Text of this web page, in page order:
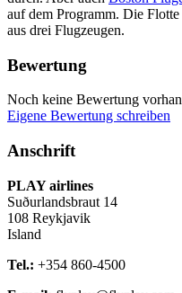
auf dem Programm. Die
aus drei Flugzeugen.
Bewertung
Noch keine Bewertung
Eigene Bewertung schreiben
Anschrift
PLAY airlines
Suðurlandsbraut 14
108 Reykjavik
Island
Tel.: +354 860-4500